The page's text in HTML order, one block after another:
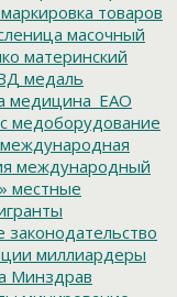
маркировка товаров
масочный
материнский
медаль
медицина_ЕАО
медоборудование
международная
международный
местные
миллиардеры
Минздрав